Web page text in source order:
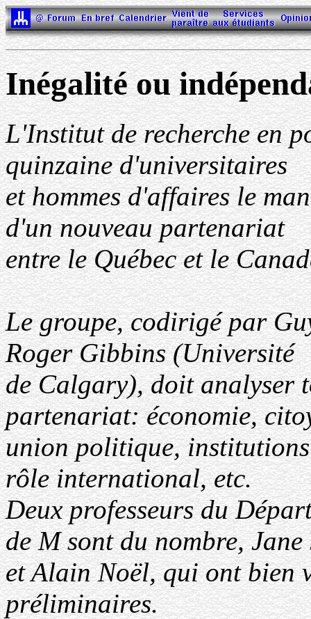
Inégalité ou
L'Institut de recherche en
quinzaine d'universitaires
et hommes d'affaires le
d'un nouveau partenariat
entre le Québec et le
Le groupe, codirigé par
Roger Gibbins (Université
de Calgary), doit analyser
partenariat: économie,
union politique,
rôle international, etc.
Deux professeurs du
de M sont du nombre, Jane
et Alain Noël, qui ont bien
préliminaires.